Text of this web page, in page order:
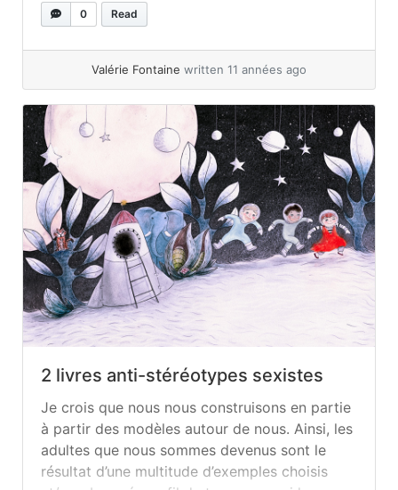
décembre nous inspirent de moins en moins....
0 Read
Valérie Fontaine written 11 années ago
2 livres anti-stéréotypes sexistes
Je crois que nous nous construisons en partie
à partir des modèles autour de nous. Ainsi, les
adultes que nous sommes devenus sont le
résultat d’une multitude d’exemples choisis